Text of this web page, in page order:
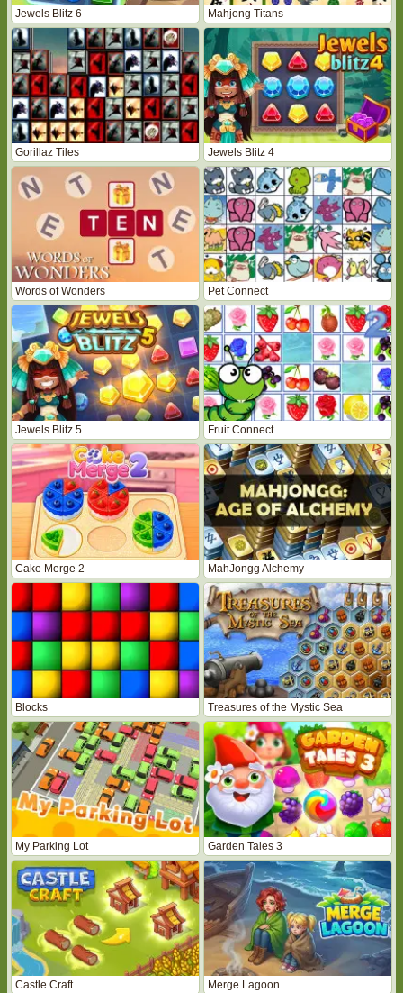
Jewels Blitz 6 Mahjong Titans
Gorillaz Tiles Jewels Blitz 4
Words of Wonders Pet Connect
Jewels Blitz 5 Fruit Connect
Cake Merge 2 MahJongg Alchemy
Blocks Treasures of the Mystic Sea
My Parking Lot Garden Tales 3
Castle Craft Merge Lagoon